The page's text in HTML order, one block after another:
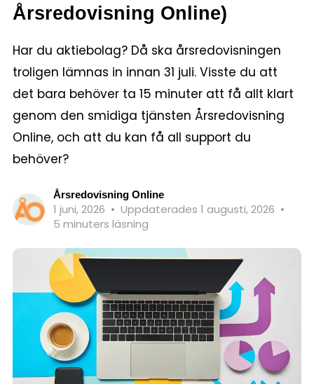
Årsredovisning Online)
Har du aktiebolag? Då ska årsredovisningen
troligen lämnas in innan 31 juli. Visste du att
det bara behöver ta 15 minuter att få allt klart
genom den smidiga tjänsten Årsredovisning
Online, och att du kan få all support du
behöver?
Årsredovisning Online
1 juni, 2026 • Uppdaterades 1 augusti, 2026 •
5 minuters läsning